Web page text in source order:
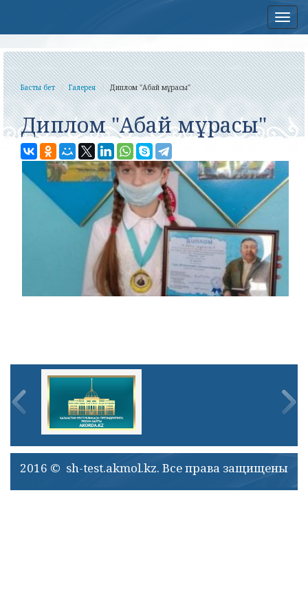
Басты бет Галерея Диплом "Абай мұрасы"
Диплом "Абай мұрасы"
2016 © sh-test.akmol.kz. Все права защищены